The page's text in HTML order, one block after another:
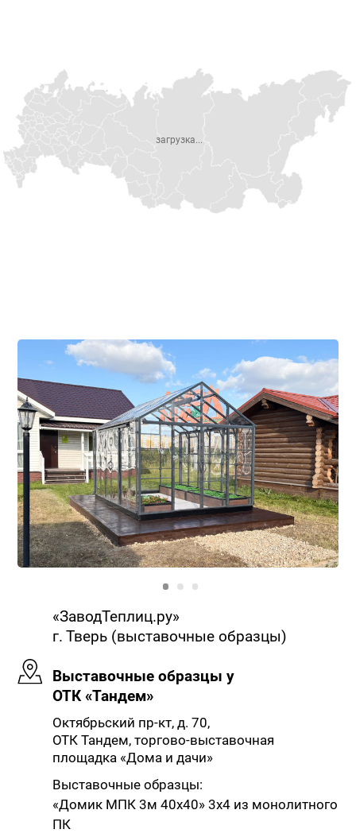
«ЗаводТеплиц.ру»
г. Тверь (выставочные образцы)
Выставочные образцы у
ОТК «Тандем»
Октябрьский пр-кт, д. 70,
ОТК Тандем, торгово-выставочная
площадка «Дома и дачи»
Выставочные образцы:
«Домик МПК 3м 40х40» 3х4 из монолитного
ПК
загрузка...